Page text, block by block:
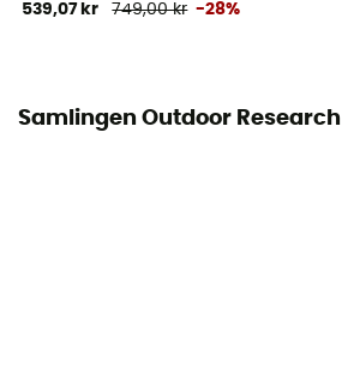
539,07 kr 749,00 kr -28%
Samlingen Outdoor Research